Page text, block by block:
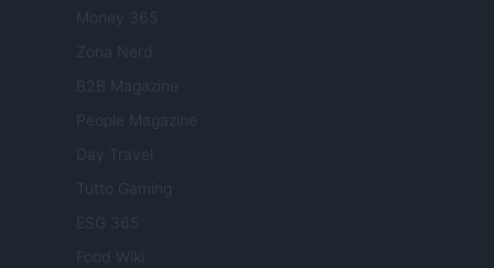
Money 365
Zona Nerd
B2B Magazine
People Magazine
Day Travel
Tutto Gaming
ESG 365
Food Wiki